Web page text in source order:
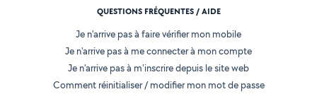
QUESTIONS FRÉQUENTES / AIDE
Je n'arrive pas à faire vérifier mon mobile
Je n'arrive pas à me connecter à mon compte
Je n'arrive pas à m'inscrire depuis le site web
Comment réinitialiser / modifier mon mot de passe